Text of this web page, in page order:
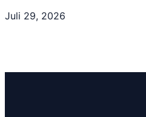
Juli 29, 2026